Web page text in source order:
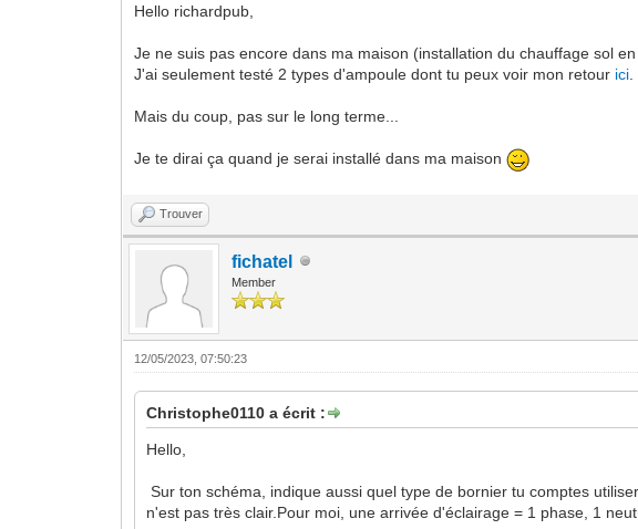
Hello richardpub,
Je ne suis pas encore dans ma maison (installation du chauffage sol
J'ai seulement testé 2 types d'ampoule dont tu peux voir mon retour ici
Mais du coup, pas sur le long terme...
Je te dirai ça quand je serai installé dans ma maison
Trouver
fichatel
Member
12/05/2023, 07:50:23
Christophe0110 a écrit :
Hello,
Sur ton schéma, indique aussi quel type de bornier tu comptes
n'est pas très clair.Pour moi, une arrivée d'éclairage = 1 phase, 1